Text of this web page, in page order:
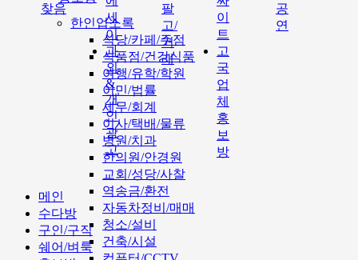
한인업소록
식당/카페/주점
식품점/건강식품
여행/유학/학원
이민/법률
세무/회계
이사/택배/물류
병원/치과
한의원/안경원
교회/성당/사찰
역송금/환전
자동차정비/매매
청소/설비
건축/시설
찾음
세
이
과
외
&
개
인
광
고
팔
고/
거
래
이
트
고
국
업
체
홍
보
방
공
연
메인
수다방
구인/구직
쉐어/벼룩